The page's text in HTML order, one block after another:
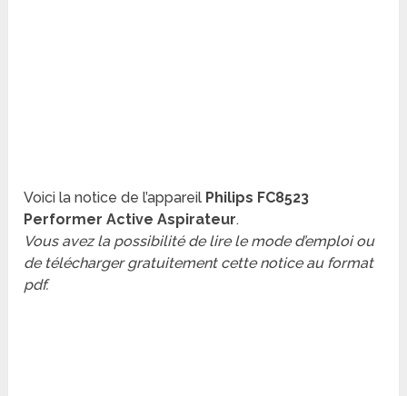
Voici la notice de l’appareil Philips FC8523
Performer Active Aspirateur.
Vous avez la possibilité de lire le mode d’emploi ou
de télécharger gratuitement cette notice au format
pdf.